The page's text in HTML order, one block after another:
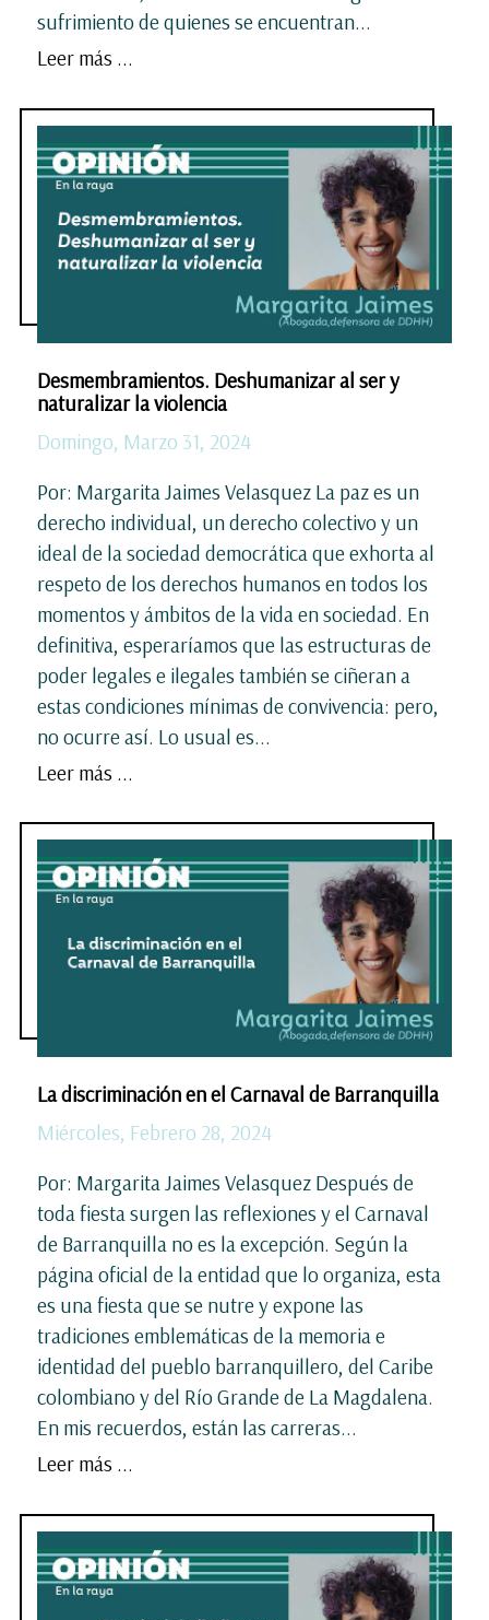
sufrimiento de quienes se encuentran...
Leer más ...
Desmembramientos. Deshumanizar al ser y
naturalizar la violencia
Domingo, Marzo 31, 2024
Por: Margarita Jaimes Velasquez La paz es un
derecho individual, un derecho colectivo y un
ideal de la sociedad democrática que exhorta al
respeto de los derechos humanos en todos los
momentos y ámbitos de la vida en sociedad. En
definitiva, esperaríamos que las estructuras de
poder legales e ilegales también se ciñeran a
estas condiciones mínimas de convivencia: pero,
no ocurre así. Lo usual es...
Leer más ...
La discriminación en el Carnaval de Barranquilla
Miércoles, Febrero 28, 2024
Por: Margarita Jaimes Velasquez Después de
toda fiesta surgen las reflexiones y el Carnaval
de Barranquilla no es la excepción. Según la
página oficial de la entidad que lo organiza, esta
es una fiesta que se nutre y expone las
tradiciones emblemáticas de la memoria e
identidad del pueblo barranquillero, del Caribe
colombiano y del Río Grande de La Magdalena.
En mis recuerdos, están las carreras...
Leer más ...